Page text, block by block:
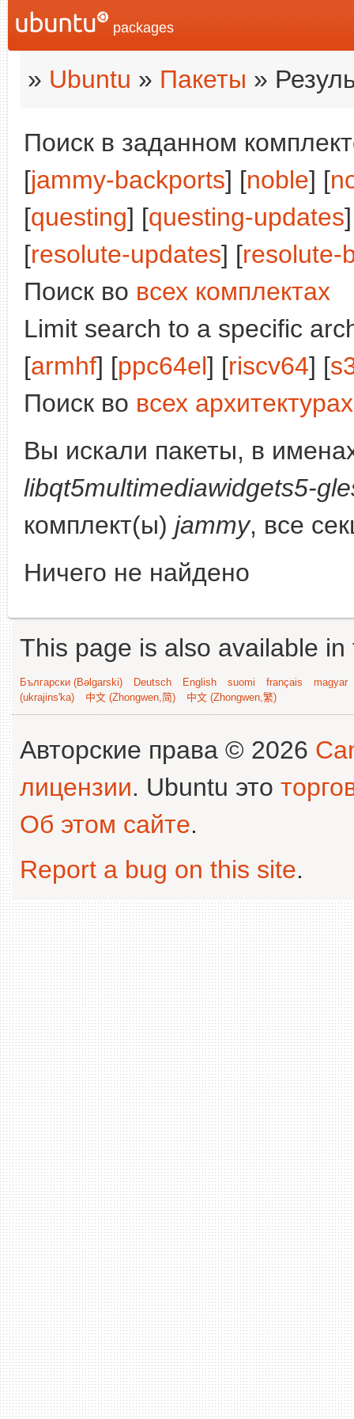
packages
» Ubuntu » Пакеты »
Поиск в заданном
[jammy-backports] [noble] [
[questing] [questing-updates
[resolute-updates] [resolute-
Поиск во всех комплектах
Limit search to a specific
[armhf] [ppc64el] [riscv64] [
Поиск во всех архитектурах
Вы искали пакеты, в
libqt5multimediawidgets5-
комплект(ы) jammy, все
Ничего не найдено
This page is also available
Български (Bəlgarski) Deutsch English suomi français
magyar
(ukrajins'ka)
中文 (Zhongwen,简) 中文 (Zhongwen,繁)
Авторские права © 2026
лицензии. Ubuntu это
Об этом сайте.
Report a bug on this site.